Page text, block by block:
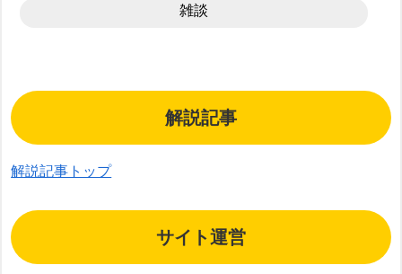
雑談
解説記事
解説記事トップ
サイト運営